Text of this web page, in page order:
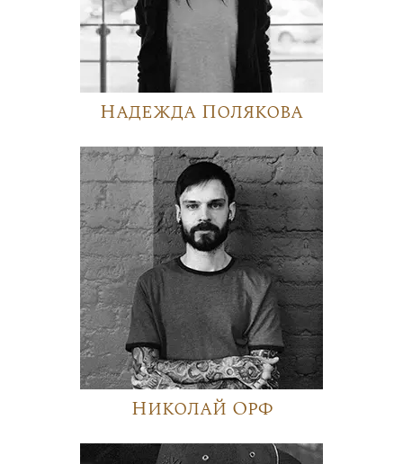
Надежда Полякова
Николай Орф